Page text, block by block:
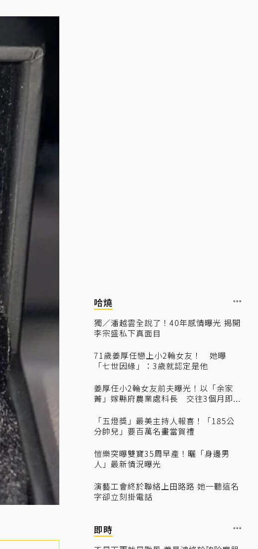
哈燒
獨／潘越雲全說了！40年感情曝光 揭開
李宗盛私下真面目
71歲姜厚任戀上小2輪女友！ 她曝
「七世因緣」：3歲就認定是他
姜厚任小2輪女友前夫曝光！以「余家
菁」嫁縣府農業處科長 交往3個月即...
「五燈獎」最美主持人報喜！「185公
分帥兒」要百萬名畫當賀禮
愷樂突曝雙寶35周早產！曬「身邊男
人」最新情況曝光
演藝工會終於聯絡上田路路 她一聽這名
字卻立刻掛電話
即時